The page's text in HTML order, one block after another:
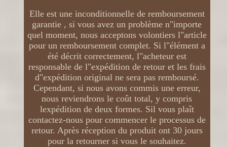
Elle est une inconditionnelle de remboursement
garantie , si vous avez un problème n"importe
quel moment, nous acceptons volontiers l"article
pour un remboursement complet. Si l"élément a
été décrit correctement, l"acheteur est
responsable de l"expédition de retour et les frais
d"expédition original ne sera pas remboursé.
Cependant, si nous avons commis une erreur,
nous reviendrons le coût total, y compris
lexpédition de deux formes. Sil vous plaît
contactez-nous pour commencer le processus de
retour. Après réception du produit ont 30 jours
pour la retourner si vous le souhaitez.